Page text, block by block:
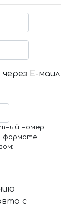
Е-маил
номер
формате.
с